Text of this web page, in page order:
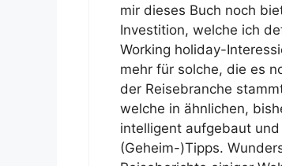
mir dieses Buch noch
Investition, welche ich
Working holiday-
mehr für solche, die es
der Reisebranche
welche in ähnlichen,
intelligent aufgebaut
(Geheim-)Tipps.